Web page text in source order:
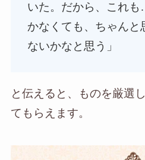
いた。だから、これ
かなくても、ちゃんと
ないかなと思う」
と伝えると、ものを厳選
てもらえます。